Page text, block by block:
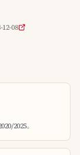
12-08
2025。